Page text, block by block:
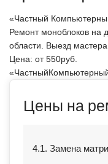
«Частный
Ремонт моноблоков на
области. Выезд
Цена: от550руб.
Цены на
4.1. Замена